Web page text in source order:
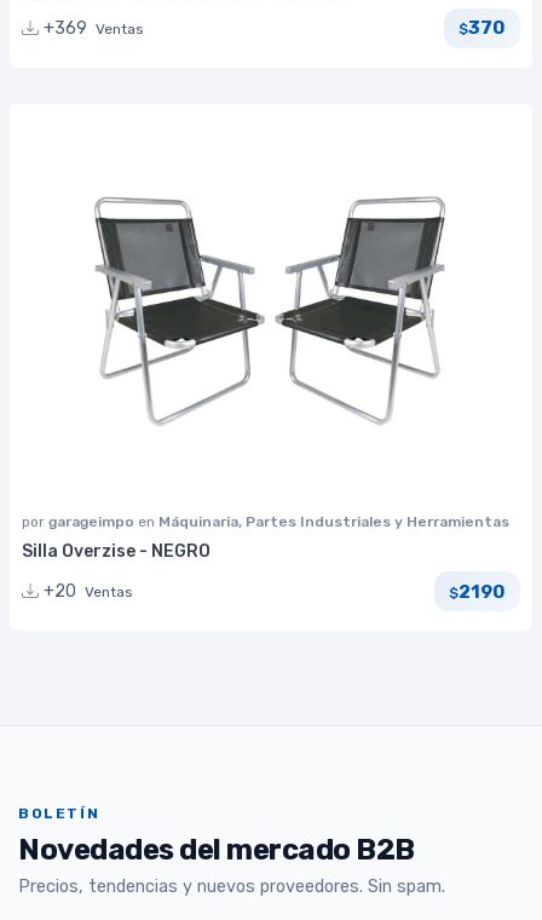
+369 Ventas $370
por garageimpo en Máquinaria, Partes Industriales y Herramientas
Silla Overzise - NEGRO
+20 Ventas $2190
BOLETÍN
Novedades del mercado B2B
Precios, tendencias y nuevos proveedores. Sin spam.